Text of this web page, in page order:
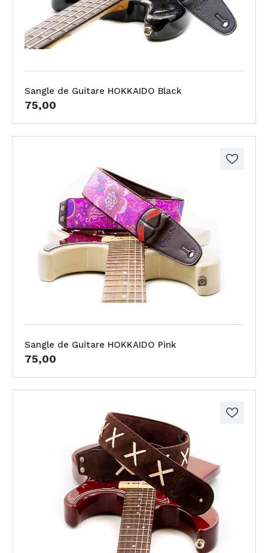
Sangle de Guitare HOKKAIDO Black
75,00
Sangle de Guitare HOKKAIDO Pink
75,00